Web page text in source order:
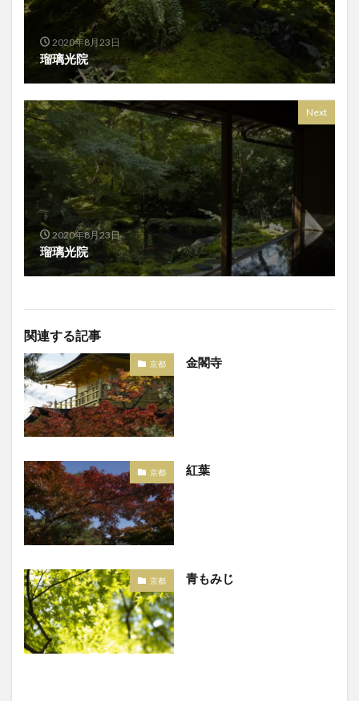
2020年8月23日
瑠璃光院
Next
2020年8月23日
瑠璃光院
関連する記事
京都 金閣寺
京都 紅葉
京都 青もみじ